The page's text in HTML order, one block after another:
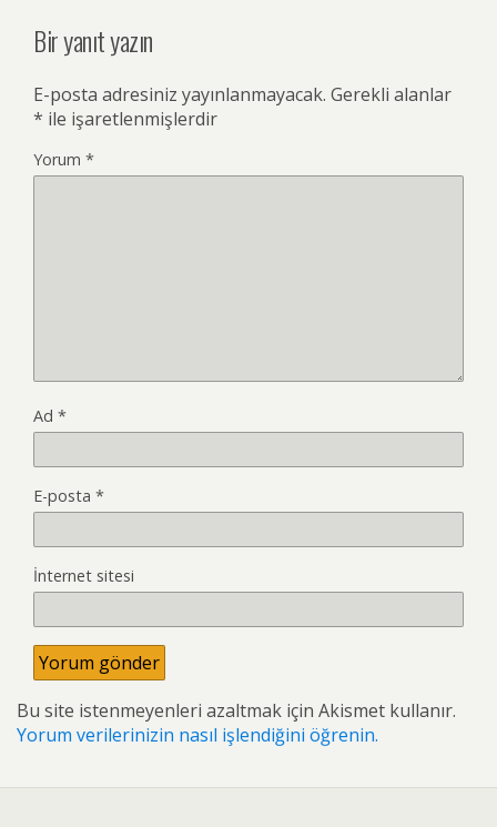
Bir yanıt yazın
E-posta adresiniz yayınlanmayacak. Gerekli alanlar
* ile işaretlenmişlerdir
Yorum *
Ad *
E-posta *
İnternet sitesi
Bu site istenmeyenleri azaltmak için Akismet kullanır.
Yorum verilerinizin nasıl işlendiğini öğrenin.